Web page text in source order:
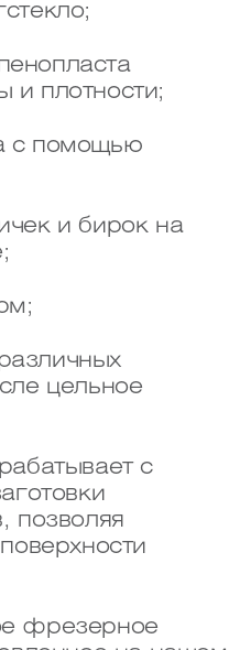
и плотности;
с помощью
и бирок на
цельное
с
позволяя
фрезерное